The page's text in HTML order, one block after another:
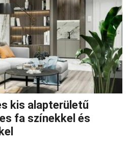
kis alapterületű
fa színekkel és